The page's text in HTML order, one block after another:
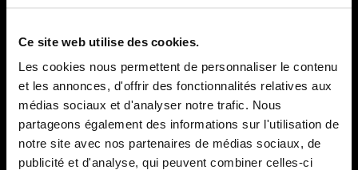
Ce site web utilise des cookies.
Les cookies nous permettent de personnaliser le contenu
et les annonces, d'offrir des fonctionnalités relatives aux
médias sociaux et d'analyser notre trafic. Nous
partageons également des informations sur l'utilisation de
notre site avec nos partenaires de médias sociaux, de
publicité et d'analyse, qui peuvent combiner celles-ci
à
notre
lettre